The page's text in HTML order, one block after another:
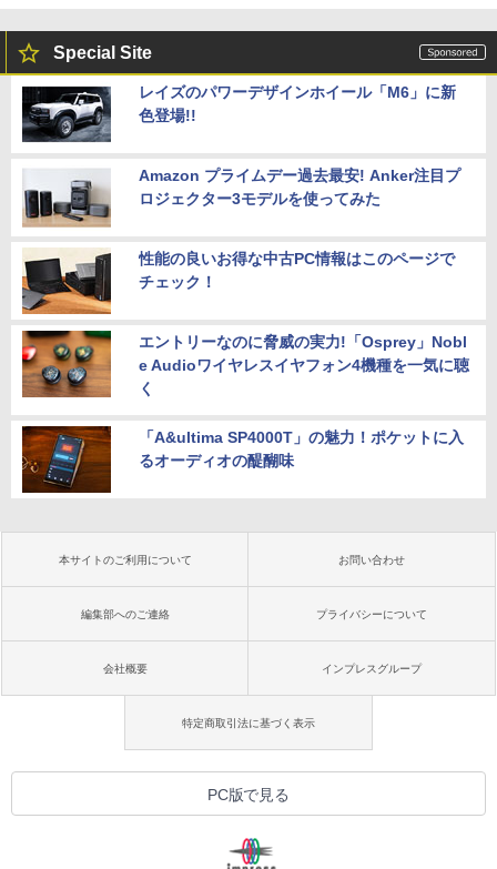
Special Site
レイズのパワーデザインホイール「M6」に新
色登場!!
Amazon プライムデー過去最安! Anker注目プ
ロジェクター3モデルを使ってみた
性能の良いお得な中古PC情報はこのページで
チェック！
エントリーなのに脅威の実力!「Osprey」Nobl
e Audioワイヤレスイヤフォン4機種を一気に聴
く
「A&ultima SP4000T」の魅力！ポケットに入
るオーディオの醍醐味
本サイトのご利用について お問い合わせ
編集部へのご連絡 プライバシーについて
会社概要 インプレスグループ
特定商取引法に基づく表示
PC版で見る